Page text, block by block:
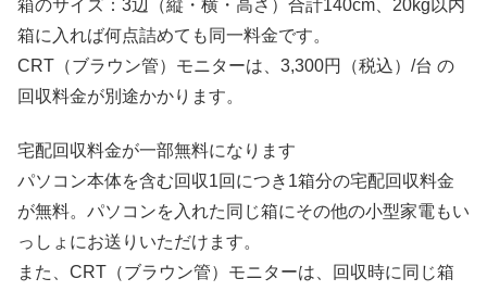
箱のサイズ：3辺（縦・横・高さ）合計140cm、20kg以内
箱に入れば何点詰めても同一料金です。
CRT（ブラウン管）モニターは、3,300円（税込）/台 の
回収料金が別途かかります。
宅配回収料金が一部無料になります
パソコン本体を含む回収1回につき1箱分の宅配回収料金
が無料。パソコンを入れた同じ箱にその他の小型家電もい
っしょにお送りいただけます。
また、CRT（ブラウン管）モニターは、回収時に同じ箱